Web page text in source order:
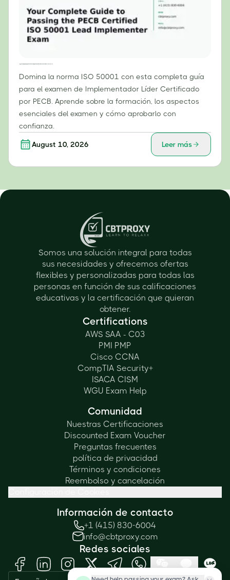
Domina la norma ISO 50001 con esta completa guía
para el examen de Implementador Líder Certificado
por PECB. Aprende sobre la formación, los aspectos
esenciales del examen y cómo aprobarlo con
confianza.
August 10, 2026 Leer más
Somos una solución integral para todas
sus necesidades y ofrecemos ofertas
flexibles y personalizadas para todas las
personas en función de sus calificaciones
educativas y la certificación que quieran
obtener.
Certifications
AWS SAA - C03
PMI PMP
Cisco CCNA
CompTIA Security+
ISACA CISM
WGU Exam Help
Comunidad
Nuestras Certificaciones
Discounted Exam Voucher
Preguntas frecuentes
política de privacidad
Términos y condiciones
Reembolso y cancelación
Información de contacto
+1 (415) 830-6004
info@cbtproxy.com
Redes sociales